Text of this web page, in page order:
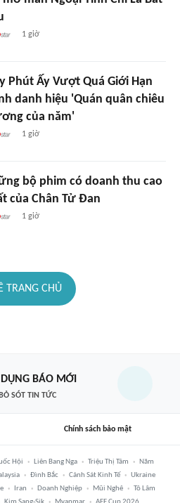
1 giờ
Phút Ấy Vượt Quá Giới Hạn
danh hiệu 'Quán quân chiêu
của năm'
1 giờ
bộ phim có doanh thu cao
của Chân Tử Đan
1 giờ
TRANG CHỦ
BÁO MỚI
SÓT TIN TỨC
Chính sách bảo mật
Hội Liên Bang Nga Triệu Thị Tâm
Năm
Đình Bắc Cảnh Sát Kinh Tế
Ukraine
Iran Doanh Nghiệp Mũi Nghê
Tô Lâm